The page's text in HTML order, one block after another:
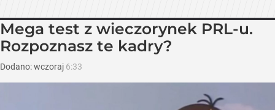
Mega test z wieczorynek PRL-u.
Rozpoznasz te kadry?
Dodano:wczoraj 6:33